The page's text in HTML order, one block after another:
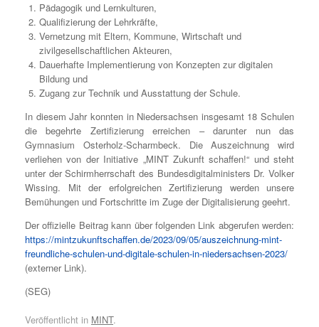
Pädagogik und Lernkulturen,
Qualifizierung der Lehrkräfte,
Vernetzung mit Eltern, Kommune, Wirtschaft und
zivilgesellschaftlichen Akteuren,
Dauerhafte Implementierung von Konzepten zur digitalen
Bildung und
Zugang zur Technik und Ausstattung der Schule.
In diesem Jahr konnten in Niedersachsen insgesamt 18 Schulen
die begehrte Zertifizierung erreichen – darunter nun das
Gymnasium Osterholz-Scharmbeck. Die Auszeichnung wird
verliehen von der Initiative „MINT Zukunft schaffen!“ und steht
unter der Schirmherrschaft des Bundesdigitalministers Dr. Volker
Wissing. Mit der erfolgreichen Zertifizierung werden unsere
Bemühungen und Fortschritte im Zuge der Digitalisierung geehrt.
Der offizielle Beitrag kann über folgenden Link abgerufen werden:
https://mintzukunftschaffen.de/2023/09/05/auszeichnung-mint-
freundliche-schulen-und-digitale-schulen-in-niedersachsen-2023/
(externer Link).
(SEG)
Veröffentlicht in MINT.